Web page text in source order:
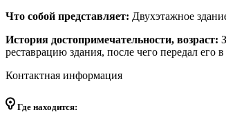
Что собой представляет: Двухэтажное
История достопримечательности, возраст:
реставрацию здания, после чего передал
Контактная информация
Где находится: